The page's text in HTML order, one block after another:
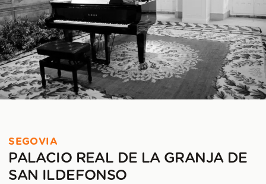
SEGOVIA
PALACIO REAL DE LA GRANJA DE
SAN ILDEFONSO